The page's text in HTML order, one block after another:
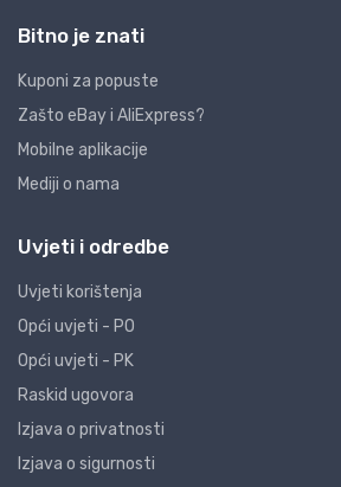
Bitno je znati
Kuponi za popuste
Zašto eBay i AliExpress?
Mobilne aplikacije
Mediji o nama
Uvjeti i odredbe
Uvjeti korištenja
Opći uvjeti - PO
Opći uvjeti - PK
Raskid ugovora
Izjava o privatnosti
Izjava o sigurnosti